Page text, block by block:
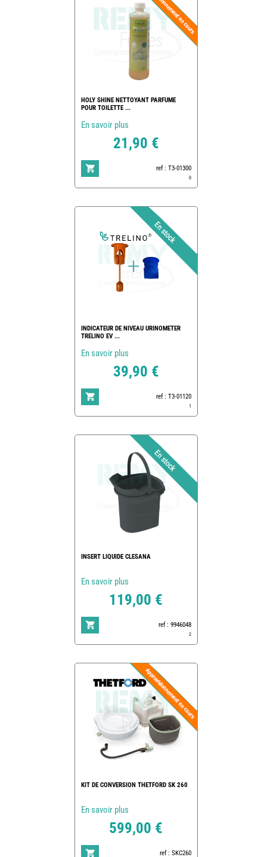
HOLY SHINE NETTOYANT PARFUME
POUR TOILETTE ...
En savoir plus
21,90 €
ref : T3-01300
0
INDICATEUR DE NIVEAU URINOMETER
TRELINO EV ...
En savoir plus
39,90 €
ref : T3-01120
1
INSERT LIQUIDE CLESANA
En savoir plus
119,00 €
ref : 9946048
2
KIT DE CONVERSION THETFORD SK 260
En savoir plus
599,00 €
ref : SKC260